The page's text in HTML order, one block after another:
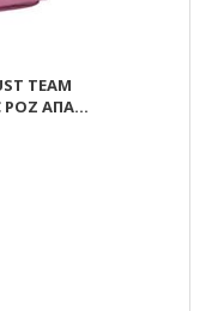
TEAM
ΡΟΖ ΑΠΑΛΌ